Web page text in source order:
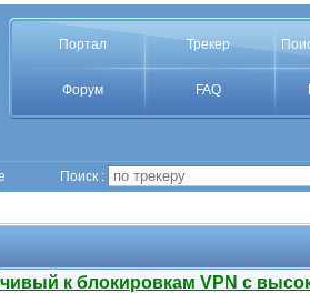
Портал Трекер
Форум FAQ
Поиск :
к блокировкам VPN с